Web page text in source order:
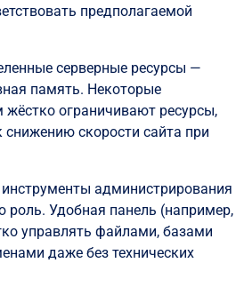
предполагаемой
серверные ресурсы —
память. Некоторые
ограничивают ресурсы,
снижению скорости сайта при
администрирования
Удобная панель (например,
управлять файлами, базами
даже без технических